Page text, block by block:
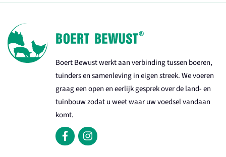
Boert Bewust werkt aan verbinding tussen boeren,
tuinders en samenleving in eigen streek. We voeren
graag een open en eerlijk gesprek over de land- en
tuinbouw zodat u weet waar uw voedsel vandaan
komt.